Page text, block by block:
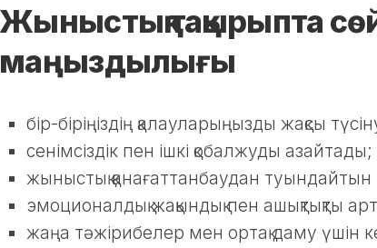
Жыныстық тақырыпта
маңыздылығы
бір-біріңіздің қалауларыңызды жақсы
сенімсіздік пен ішкі қобалжуды азайтады;
жыныстық қанағаттанбаудан
эмоционалдық жақындық пен ашықтықты
жаңа тәжірибелер мен ортақ даму үшін